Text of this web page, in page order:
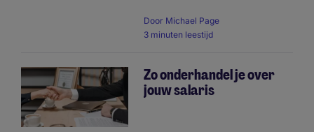
Door Michael Page
3 minuten leestijd
Zo onderhandel je over
jouw salaris